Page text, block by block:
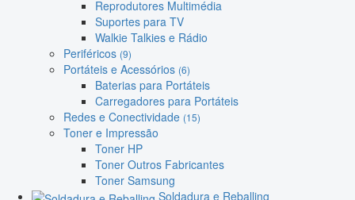
Reprodutores Multimédia
Suportes para TV
Walkie Talkies e Rádio
Periféricos (9)
Portáteis e Acessórios (6)
Baterias para Portáteis
Carregadores para Portáteis
Redes e Conectividade (15)
Toner e Impressão
Toner HP
Toner Outros Fabricantes
Toner Samsung
Soldadura e Reballing